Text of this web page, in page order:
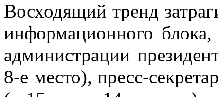
Восходящий тренд
информационного
администрации
8-е место), пресс-